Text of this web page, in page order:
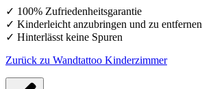
✓ 100% Zufriedenheitsgarantie
✓ Kinderleicht anzubringen und zu entfernen
✓ Hinterlässt keine Spuren
Zurück zu Wandtattoo Kinderzimmer